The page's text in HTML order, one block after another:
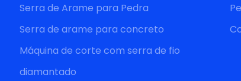
Serra de Arame para Pedra
Serra de arame para concreto
Máquina de corte com serra de fio
diamantado